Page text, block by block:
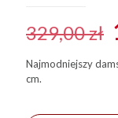
329,00zł
Najmodniejszy
cm.